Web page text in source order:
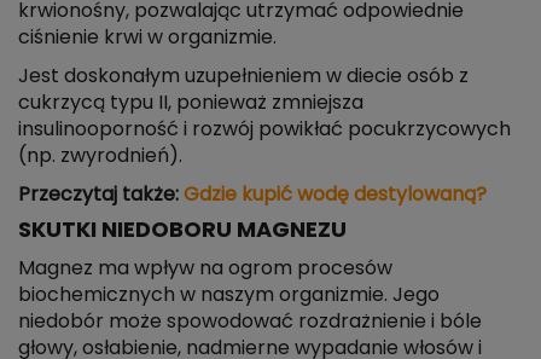
krwionośny, pozwalając utrzymać odpowiednie
ciśnienie krwi w organizmie.
Jest doskonałym uzupełnieniem w diecie osób z
cukrzycą typu II, ponieważ zmniejsza
insulinooporność i rozwój powikłać pocukrzycowych
(np. zwyrodnień).
Przeczytaj także: Gdzie kupić wodę destylowaną?
SKUTKI NIEDOBORU MAGNEZU
Magnez ma wpływ na ogrom procesów
biochemicznych w naszym organizmie. Jego
niedobór może spowodować rozdrażnienie i bóle
głowy, osłabienie, nadmierne wypadanie włosów i